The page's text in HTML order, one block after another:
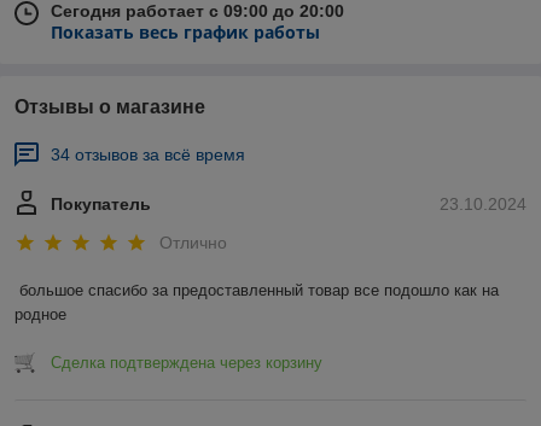
Сегодня работает с 09:00 до 20:00
Показать весь график работы
Отзывы о магазине
34 отзывов за всё время
23.10.2024
Покупатель
Отлично
большое спасибо за предоставленный товар все подошло как на
родное
Сделка подтверждена через корзину